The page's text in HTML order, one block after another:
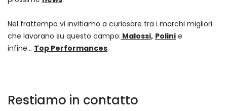
Nel frattempo vi invitiamo a curiosare tra i marchi migliori
che lavorano su questo campo: Malossi, Polini e
infine... Top Performances.
Restiamo in contatto